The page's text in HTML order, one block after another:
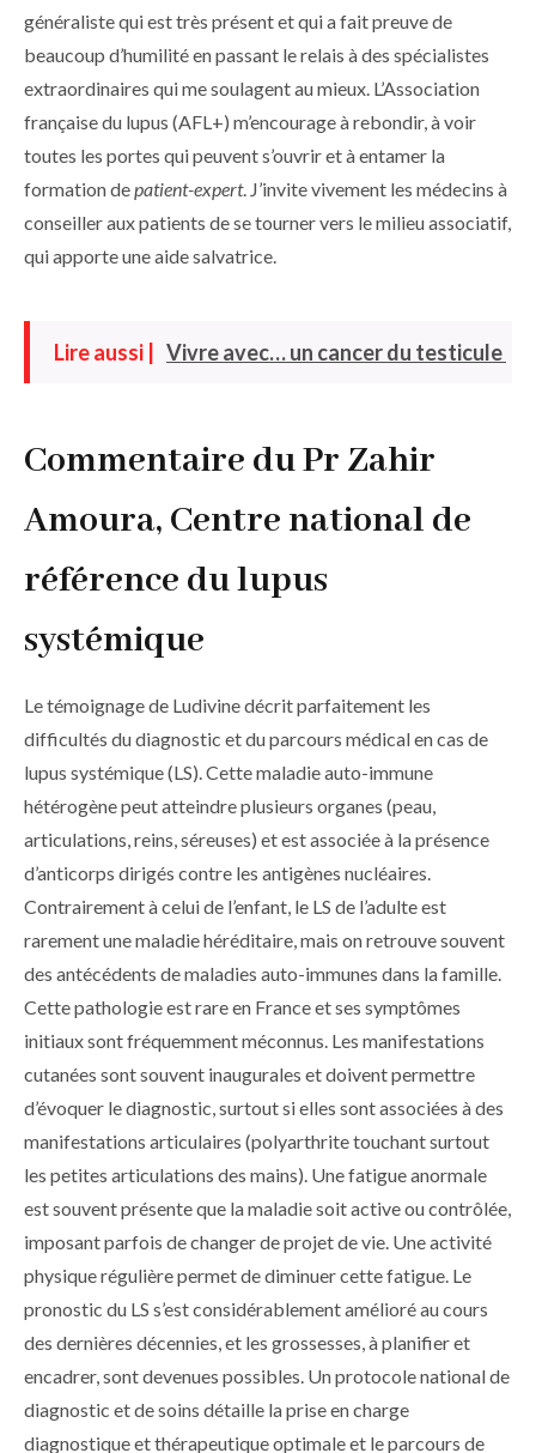
généraliste qui est très présent et qui a fait preuve de
beaucoup d’humilité en passant le relais à des spécialistes
extraordinaires qui me soulagent au mieux. L’Association
française du lupus (AFL+) m’encourage à rebondir, à voir
toutes les portes qui peuvent s’ouvrir et à entamer la
formation depatient-expert. J’invite vivement les médecins à
conseiller aux patients de se tourner vers le milieu associatif,
qui apporte une aide salvatrice.
Lire aussi | Vivre avec… un cancer du testicule
Commentaire du Pr Zahir
Amoura, Centre national de
référence du lupus
systémique
Le témoignage de Ludivine décrit parfaitement les
difficultés du diag­nostic et du parcours médical en cas de
lupus systémique (LS). Cette maladie auto-immune
hétérogène peut atteindre plusieurs organes (peau,
articulations, reins, séreuses) et est associée à la présence
d’anticorps dirigés contre les antigènes nucléaires.
Contrairement à celui de l’enfant, le LS de l’adulte est
rarement une maladie héréditaire, mais on retrouve souvent
des antécédents de maladies auto-immunes dans la famille.
Cette pathologie est rare en France et ses symptômes
initiaux sont fréquemment méconnus. Les manifestations
cutanées sont souvent inaugurales et doivent permettre
d’évoquer le diagnostic, surtout si elles sont associées à des
manifestations articulaires (poly­arthrite touchant surtout
les petites articulations des mains). Une fati­gue anormale
est souvent présente que la maladie soit active ou contrôlée,
imposant parfois de changer de projet de vie. Une activité
physique régulière permet de diminuer cette fatigue. Le
pronostic du LS s’est considérablement amélioré au cours
des dernières décennies, et les grossesses, à planifier et
encadrer, sont devenues possibles. Un protocole national de
diagnostic et de soins détaille la prise en charge
diagnostique et thérapeutique optimale et le parcours de